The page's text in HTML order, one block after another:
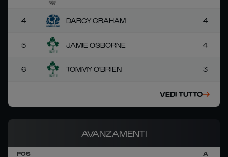
4 DARCY GRAHAM 4
5 JAMIE OSBORNE 4
6 TOMMY O'BRIEN 3
VEDI TUTTO
AVANZAMENTI
POS A